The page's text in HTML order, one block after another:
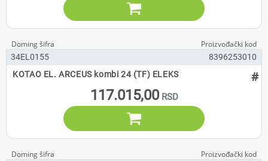

34EL0155
8396253010
KOTAO EL. ARCEUS kombi 24 (TF) ELEKS
117.015,00
#
